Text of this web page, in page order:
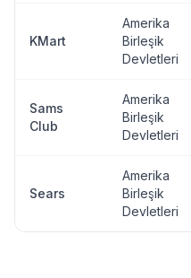
KMart
Amerika
Birleşik
Devletleri
Sams
Club
Amerika
Birleşik
Devletleri
Sears
Amerika
Birleşik
Devletleri